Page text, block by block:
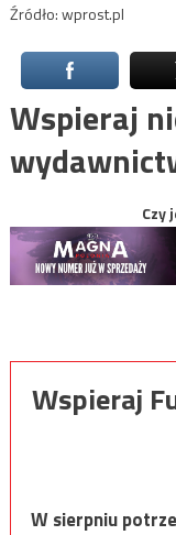
Źródło: wprost.pl
Wspieraj
Czy
Wspieraj
W sierpniu